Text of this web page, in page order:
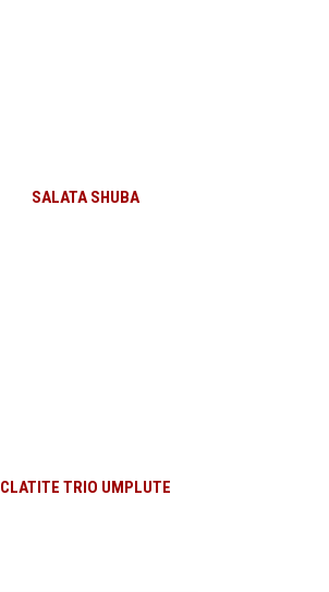
SALATA SHUBA
CLATITE TRIO UMPLUTE